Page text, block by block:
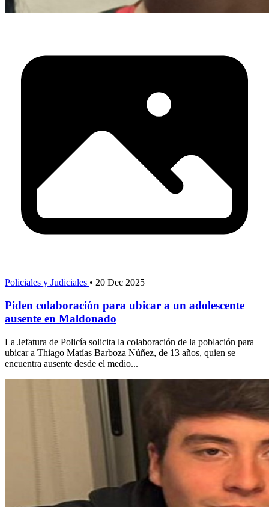
Policiales y Judiciales • 20 Dec 2025
Piden colaboración para ubicar a un adolescente
ausente en Maldonado
La Jefatura de Policía solicita la colaboración de la población para
ubicar a Thiago Matías Barboza Núñez, de 13 años, quien se
encuentra ausente desde el medio...